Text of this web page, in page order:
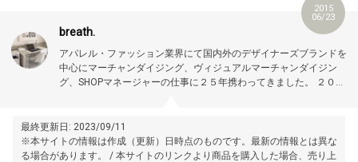
2015
06/23
breath.
アパレル・ファッション業界にて国内外のデザイナーズブランドを
中心にマーチャンダイジング、ヴィジュアルマーチャンダイジン
グ、SHOPマネージャーの仕事に２５年携わってきました。 ２０１
的に手掛けています。
最終更新日: 2023/09/11
※本サイトの情報は作成（更新）日時点のものです。最新の情報とは異な
る場合があります。 / 本サイトのリンクより商品を購入した場合、売り上